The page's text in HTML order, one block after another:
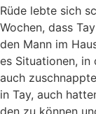
Rüde leb­te sich
Wochen, dass
den Mann im
es Situa­tio­nen, in
auch
in Tay, auch
den zu kön­nen